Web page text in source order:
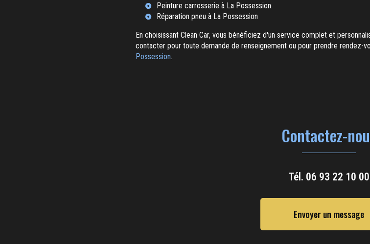
Peinture carrosserie à La Possession
Réparation pneu à La Possession
En choisissant Clean Car, vous bénéficiez d'un service complet et
contacter pour toute demande de renseignement ou pour prendre rendez-
Possession.
Contactez-
Tél. 06 93 22 10 00
Envoyer un message